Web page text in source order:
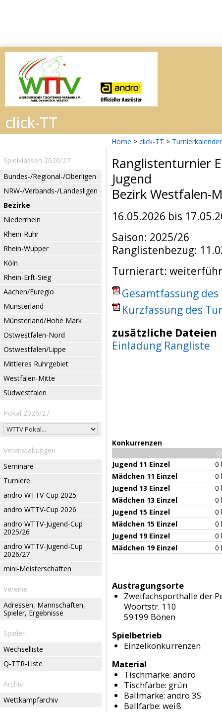
Home > click-TT > Turnierkalender
Spielklassen 2026/27
Bundes-/Regional-/Oberligen
NRW-/Verbands-/Landesligen
Bezirke
Niederrhein
Rhein-Ruhr
Rhein-Wupper
Köln
Rhein-Erft-Sieg
Aachen/Euregio
Münsterland
Münsterland/Hohe Mark
Ostwestfalen-Nord
Ostwestfalen/Lippe
Mittleres Ruhrgebiet
Westfalen-Mitte
Südwestfalen
Pokal 2026/27
Veranstaltungen
Seminare
Turniere
andro WTTV-Cup 2025
andro WTTV-Cup 2026
andro WTTV-Jugend-Cup
2025/26
andro WTTV-Jugend-Cup
2026/27
mini-Meisterschaften
Vereine
Adressen, Mannschaften,
Spieler, Ergebnisse
Spieler
Wechselliste
Q-TTR-Liste
Archiv
Wettkampfarchiv
Ranglistenturnier
Jugend
Bezirk Westfalen-
16.05.2026 bis
Saison: 2025/26
Ranglistenbezug:
Turnierart:
Gesamtfassung
Kurzfassung des
zusätzliche Dateien
Einladung Rangliste
Konkurrenzen
Jugend 11 Einzel
0
Mädchen 11 Einzel
0
Jugend 13 Einzel
0
Mädchen 13 Einzel
0
Jugend 15 Einzel
0
Mädchen 15 Einzel
0
Jugend 19 Einzel
0
Mädchen 19 Einzel
0
Austragungsorte
Zweifachsporthalle der
Woortstr. 110
59199 Bönen
Spielbetrieb
Einzelkonkurrenzen
Material
Tischmarke: andro
Tischfarbe: grün
Ballmarke: andro 3S
Ballfarbe: weiß